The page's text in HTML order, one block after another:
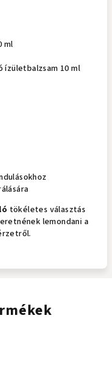
ml
ízületbalzsam 10 ml
tökéletes választás
lemondani a